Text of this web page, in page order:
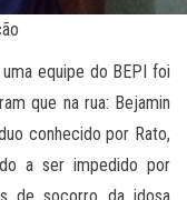
equipe do BEPI foi
que na rua: Bejamin
conhecido por Rato,
a ser impedido por
de socorro da idosa